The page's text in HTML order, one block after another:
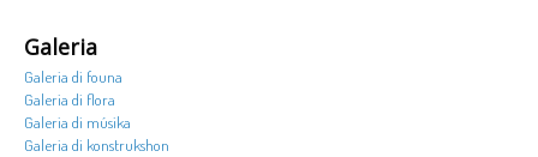
Galeria
Galeria di founa
Galeria di flora
Galeria di músika
Galeria di konstrukshon